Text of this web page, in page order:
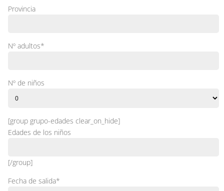
Provincia
Nº adultos*
Nº de niños
[group grupo-edades clear_on_hide]
Edades de los niños
[/group]
Fecha de salida*